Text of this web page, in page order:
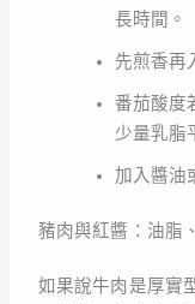
長時間。
先煎香再
番茄酸度
少量乳脂
加入醬油
豬肉與紅醬：油脂
如果說牛肉是厚實